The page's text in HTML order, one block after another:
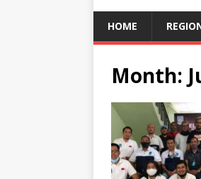
HOME
Month: